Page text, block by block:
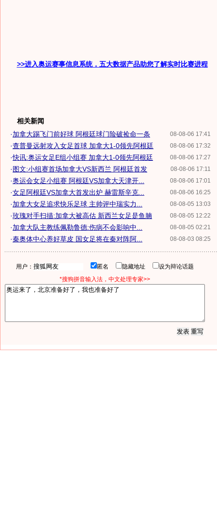
>>进入奥运赛事信息系统，五大数据产品助您了解实时比赛进程
相关新闻
08-08-06 17:41
·加拿大踢飞门前好球 阿根廷球门险破捡命一条
08-08-06 17:32
·查普曼远射攻入女足首球 加拿大1-0领先阿根廷
08-08-06 17:27
·快讯:奥运女足E组小组赛 加拿大1-0领先阿根廷
08-08-06 17:11
·图文:小组赛首场加拿大VS新西兰 阿根廷首发
08-08-06 17:01
·奥运会女足小组赛 阿根廷VS加拿大天津开...
08-08-06 16:25
·女足阿根廷VS加拿大首发出炉 赫雷斯辛克...
08-08-05 13:03
·加拿大女足追求快乐足球 主帅评中瑞实力...
08-08-05 12:22
·玫瑰对手扫描:加拿大被高估 新西兰女足是鱼腩
08-08-05 02:21
·加拿大队主教练佩勒鲁德:伤病不会影响中...
08-08-03 08:25
·秦奥体中心养好草皮 国女足将在秦对阵阿...
用户： 匿名 隐藏地址
设为辩论话题
*搜狗拼音输入法，中文处理专家>>